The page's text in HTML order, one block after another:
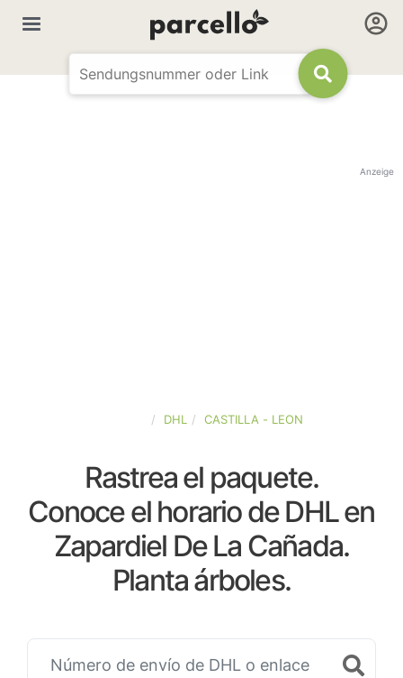
Anzeige
DHL CASTILLA - LEON
Rastrea el paquete.
Conoce el horario de DHL en
Zapardiel De La Cañada.
Planta árboles.